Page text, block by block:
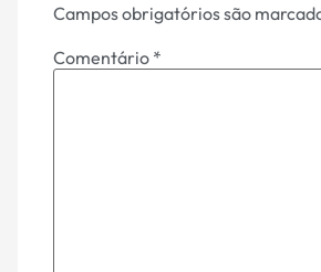
Campos obrigatórios são
Comentário *